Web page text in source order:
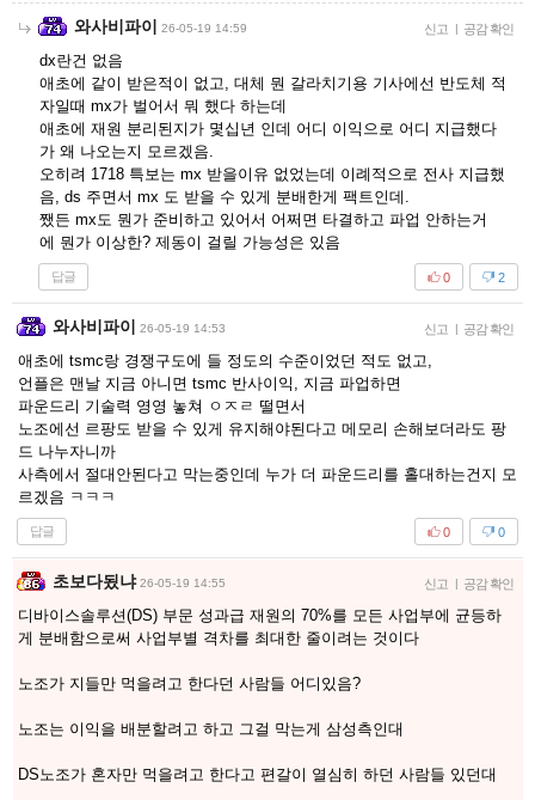
와사비파이 26-05-19 14:59 신고 | 공감 확인
dx란건 없음
애초에 같이 받은적이 없고, 대체 뭔 갈라치기용 기사에선 반도체 적
자일때 mx가 벌어서 뭐 했다 하는데
애초에 재원 분리된지가 몇십년 인데 어디 이익으로 어디 지급했다
가 왜 나오는지 모르겠음.
오히려 1718 특보는 mx 받을이유 없었는데 이례적으로 전사 지급했
음, ds 주면서 mx 도 받을 수 있게 분배한게 팩트인데.
쨌든 mx도 뭔가 준비하고 있어서 어쩌면 타결하고 파업 안하는거
에 뭔가 이상한? 제동이 걸릴 가능성은 있음
답글 2
0
와사비파이 26-05-19 14:53 신고 | 공감 확인
애초에 tsmc랑 경쟁구도에 들 정도의 수준이었던 적도 없고,
언플은 맨날 지금 아니면 tsmc 반사이익, 지금 파업하면
파운드리 기술력 영영 놓쳐 ㅇㅈㄹ 떨면서
노조에선 르팡도 받을 수 있게 유지해야된다고 메모리 손해보더라도 팡
드 나누자니까
사측에서 절대안된다고 막는중인데 누가 더 파운드리를 홀대하는건지 모
르겠음 ㅋㅋㅋ
답글 0
0
초보다됬냐 26-05-19 14:55 신고 | 공감 확인
디바이스솔루션(DS) 부문 성과급 재원의 70%를 모든 사업부에 균등하
게 분배함으로써 사업부별 격차를 최대한 줄이려는 것이다
노조가 지들만 먹을려고 한다던 사람들 어디있음?
노조는 이익을 배분할려고 하고 그걸 막는게 삼성측인대
DS노조가 혼자만 먹을려고 한다고 편갈이 열심히 하던 사람들 있던대